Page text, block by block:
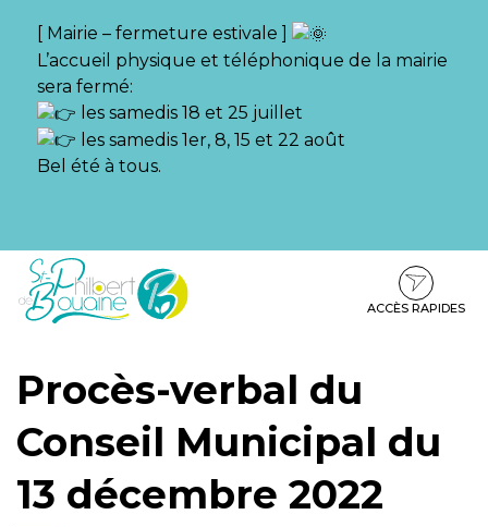
[ Mairie – fermeture estivale ]
L’accueil physique et téléphonique de la mairie
sera fermé:
les samedis 18 et 25 juillet
les samedis 1er, 8, 15 et 22 août
Bel été à tous.
Aller
Aller
contenu
Aller
pied
ACCÈS RAPIDES
Procès-verbal du
Conseil Municipal du
13 décembre 2022